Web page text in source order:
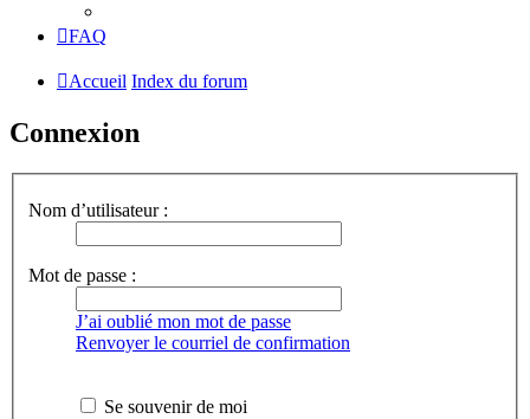
FAQ
Accueil Index du forum
Connexion
Nom d’utilisateur :
Mot de passe :
J’ai oublié mon mot de passe
Renvoyer le courriel de confirmation
Se souvenir de moi